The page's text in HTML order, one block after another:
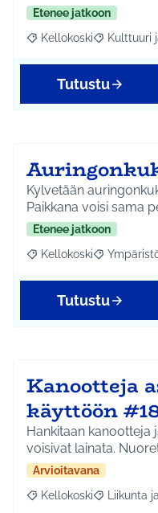
Etenee jatkoon
Rajaa tulokset aihepiirin
Kellokoski Rajaa
Kulttuuri
Tutustu
Kylvetään
Paikkana voisi sama
Etenee jatkoon
Rajaa tulokset aihepiirin
Kellokoski Rajaa
Tutustu
Kanootteja
käyttöön
Hankitaan kanootteja
voisivat lainata.
Arvioitavana
Rajaa tulokset aihepiirin
Kellokoski RajaaLiikunta